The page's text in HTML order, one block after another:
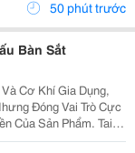
50 phút trước
Bàn Sắt
Cơ Khí Gia Dụng,
Đóng Vai Trò Cực
Của Sản Phẩm. Tai
Cho Bàn Ghế, Vấu Bàn